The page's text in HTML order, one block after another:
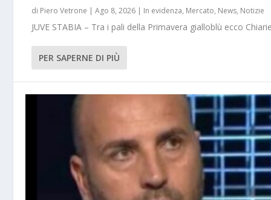
di Piero Vetrone |Ago 8, 2026 | In evidenza, Mercato, News, Notizie
JUVE STABIA – Tra i pali della Primavera gialloblù ecco
PER SAPERNE DI PIÙ